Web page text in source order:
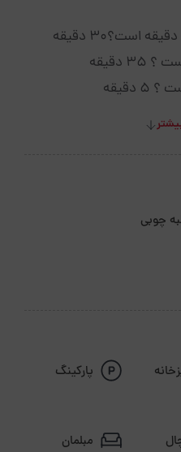
است؟30 دقیقه
دقیقه
چوبی
پارکینگ
مبلمان